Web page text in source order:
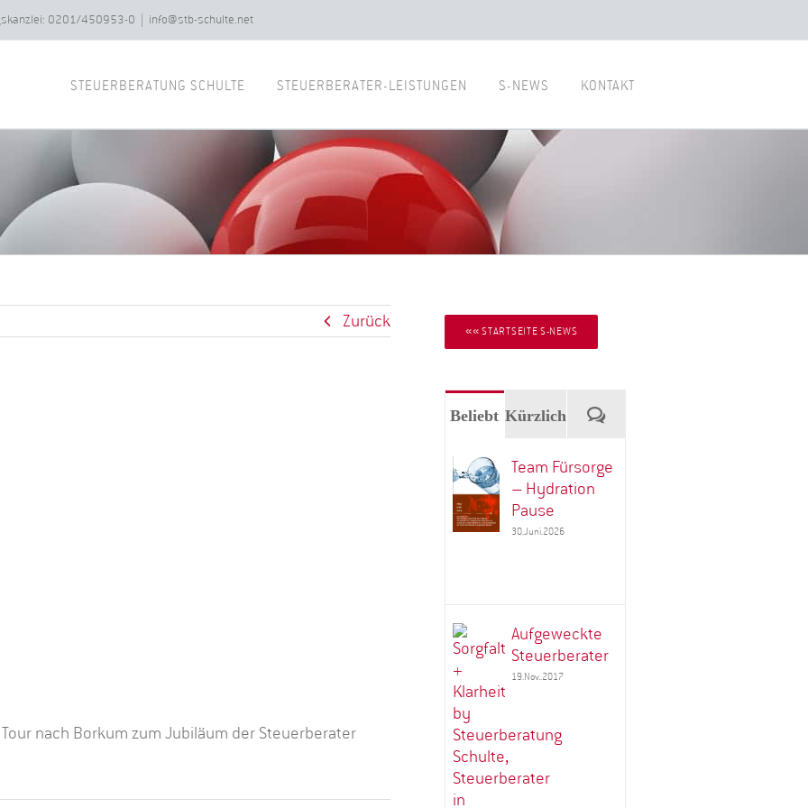
0201/450953-0 info@stb-schulte.net
STEUERBERATUNG SCHULTE STEUERBERATER-LEISTUNGEN S-NEWS KONTAKT
Zurück
nach Borkum zum Jubiläum der Steuerberater
«« STARTSEITE S-NEWS
Beliebt Kürzlich Kommentare
Team Fürsorge
– Hydration
Pause
30.Juni.2026
Aufgeweckte
Steuerberater
19.Nov..2017